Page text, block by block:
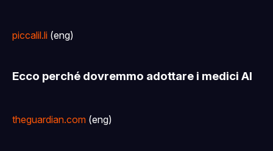
piccalil.li (eng)
Ecco perché dovremmo adottare i medici AI
theguardian.com (eng)